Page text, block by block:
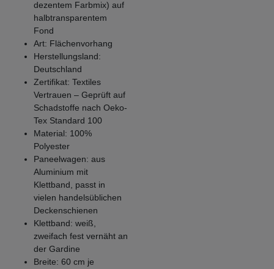
dezentem Farbmix) auf
halbtransparentem
Fond
Art: Flächenvorhang
Herstellungsland:
Deutschland
Zertifikat: Textiles
Vertrauen – Geprüft auf
Schadstoffe nach Oeko-
Tex Standard 100
Material: 100%
Polyester
Paneelwagen: aus
Aluminium mit
Klettband, passt in
vielen handelsüblichen
Deckenschienen
Klettband: weiß,
zweifach fest vernäht an
der Gardine
Breite: 60 cm je